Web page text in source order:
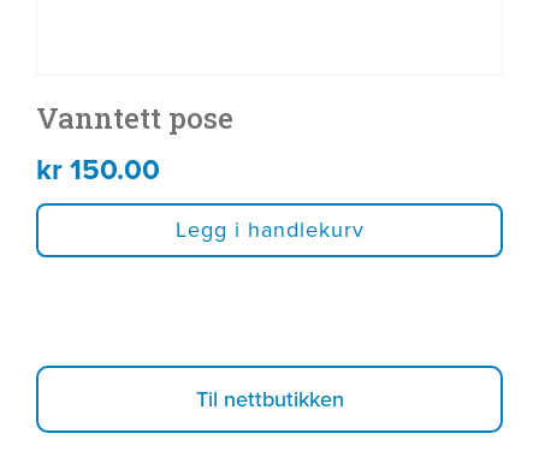
Vanntett pose
kr150.00
Legg i handlekurv
Til nettbutikken